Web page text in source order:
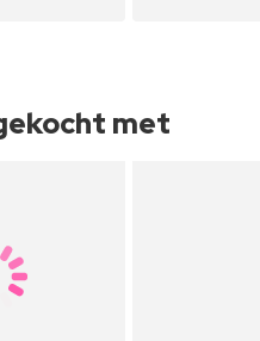
met